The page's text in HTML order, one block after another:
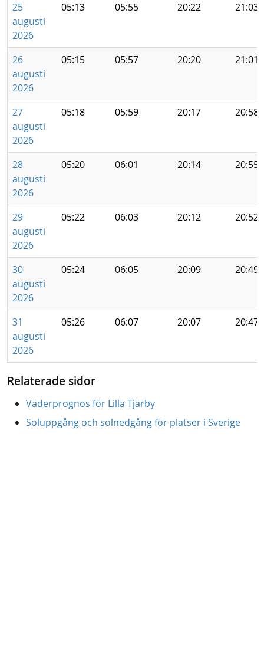
25
augusti
2026
05:13 05:55 20:22 21:03
26
augusti
2026
05:15 05:57 20:20 21:01
27
augusti
2026
05:18 05:59 20:17 20:58
28
augusti
2026
05:20 06:01 20:14 20:55
29
augusti
2026
05:22 06:03 20:12 20:52
30
augusti
2026
05:24 06:05 20:09 20:49
31
augusti
2026
05:26 06:07 20:07 20:47
Relaterade sidor
Väderprognos för Lilla Tjärby
Soluppgång och solnedgång för platser i Sverige